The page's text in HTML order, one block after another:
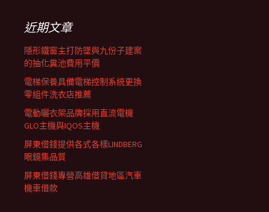
覽
列
近期文章
隱形鐵窗主打防墜與九份子建案
的抽化糞池費用平價
電梯保養具備電梯控制系統更換
零組件洗衣店推薦
電動曬衣架品牌採用直流電機
GLO主機與IQOS主機
屏東借錢提供各式各樣LINDBERG
眼鏡集品質
屏東借錢專營高雄借貸地區汽車
機車借款